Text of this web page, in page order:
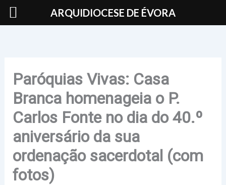
Skip
Paróquias Vivas: Casa
Branca homenageia o P.
Carlos Fonte no dia do 40.º
aniversário da sua
ordenação sacerdotal (com
fotos)
ARQUIDIOCESE DE ÉVORA